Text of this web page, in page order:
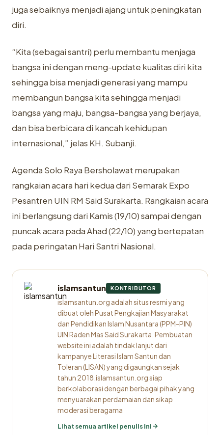
juga sebaiknya menjadi ajang untuk peningkatan
diri.
“Kita (sebagai santri) perlu membantu menjaga
bangsa ini dengan meng-update kualitas diri kita
sehingga bisa menjadi generasi yang mampu
membangun bangsa kita sehingga menjadi
bangsa yang maju, bangsa-bangsa yang berjaya,
dan bisa berbicara di kancah kehidupan
internasional,” jelas KH. Subanji.
Agenda Solo Raya Bersholawat merupakan
rangkaian acara hari kedua dari Semarak Expo
Pesantren UIN RM Said Surakarta. Rangkaian acara
ini berlangsung dari Kamis (19/10) sampai dengan
puncak acara pada Ahad (22/10) yang bertepatan
pada peringatan Hari Santri Nasional.
islamsantun KONTRIBUTOR
islamsantun.org adalah situs resmi yang
dibuat oleh Pusat Pengkajian Masyarakat
dan Pendidikan Islam Nusantara (PPM-PIN)
UIN Raden Mas Said Surakarta. Pembuatan
website ini adalah tindak lanjut dari
kampanye Literasi Islam Santun dan
Toleran (LISAN) yang digaungkan sejak
tahun 2018.islamsantun.org siap
berkolaborasi dengan berbagai pihak yang
menyuarakan perdamaian dan sikap
moderasi beragama
Lihat semua artikel penulis ini